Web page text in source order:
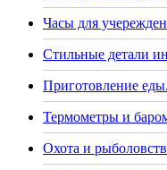
Часы для
Стильные детали
Приготовление еды.
Термометры и
Охота и